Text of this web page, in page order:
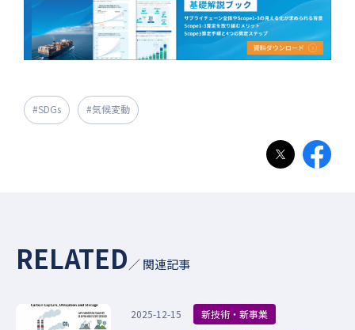
#SDGs #気候変動
RELATED／ 関連記事
2025-12-15 新技術・新事業